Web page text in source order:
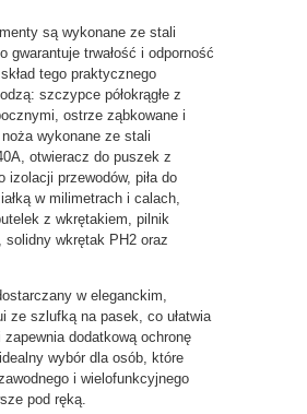
są wykonane ze stali
gwarantuje trwałość i odporność
tego praktycznego
szczypce półokrągłe z
ostrze ząbkowane i
wykonane ze stali
otwieracz do puszek z
izolacji przewodów, piła do
w milimetrach i calach,
z wkrętakiem, pilnik
solidny wkrętak PH2 oraz
w eleganckim,
ze szlufką na pasek, co ułatwia
dodatkową ochronę
wybór dla osób, które
i wielofunkcyjnego
pod ręką.